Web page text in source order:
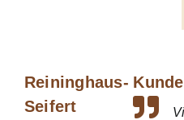
Reininghaus-
Seifert